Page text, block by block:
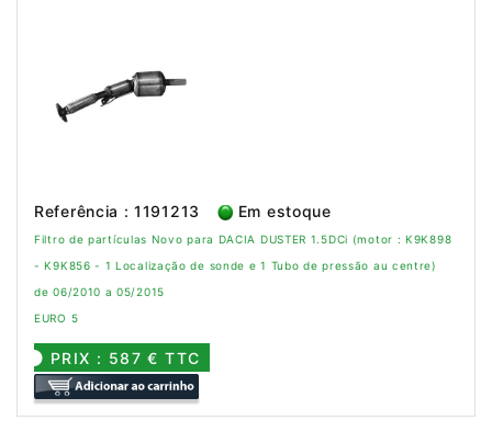
Referência : 1191213 Em estoque
Filtro de partículas Novo para DACIA DUSTER 1.5DCi (motor : K9K898
- K9K856 - 1 Localização de sonde e 1 Tubo de pressão au centre)
de 06/2010 a 05/2015
EURO 5
PRIX : 587 € TTC